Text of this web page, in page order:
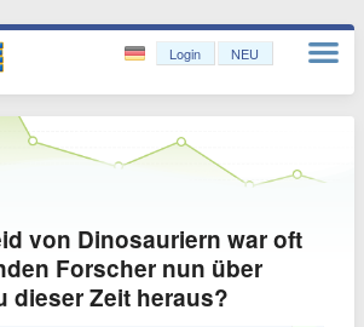
Login NEU
von Dinosauriern war oft
Forscher nun über
dieser Zeit heraus?